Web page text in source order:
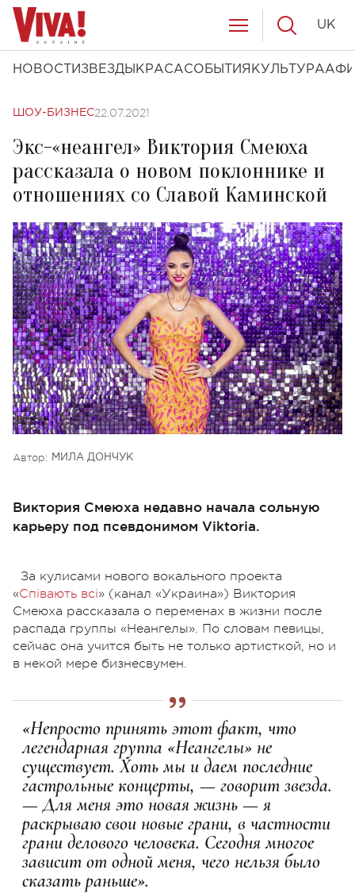
НОВОСТИ ЗВЕЗДЫ КРАСАСОБЫТИЯ КУЛЬТУРА
UK
ШОУ-БИЗНЕС22.07.2021
Экс-«неангел» Виктория Смеюха
рассказала о новом поклоннике и
отношениях со Славой Каминской
Автор: МИЛА ДОНЧУК
Виктория Смеюха недавно начала сольную
карьеру под псевдонимом Viktoria.
За кулисами нового вокального проекта
«Співають всі» (канал «Украина») Виктория
Смеюха рассказала о переменах в жизни после
распада группы «Неангелы». По словам певицы,
сейчас она учится быть не только артисткой, но и
в некой мере бизнесвумен.
«Непросто принять этот факт, что
легендарная группа «Неангелы» не
существует. Хоть мы и даем последние
гастрольные концерты, — говорит звезда.
— Для меня это новая жизнь — я
раскрываю свои новые грани, в частности
грани делового человека. Сегодня многое
зависит от одной меня, чего нельзя было
сказать раньше».